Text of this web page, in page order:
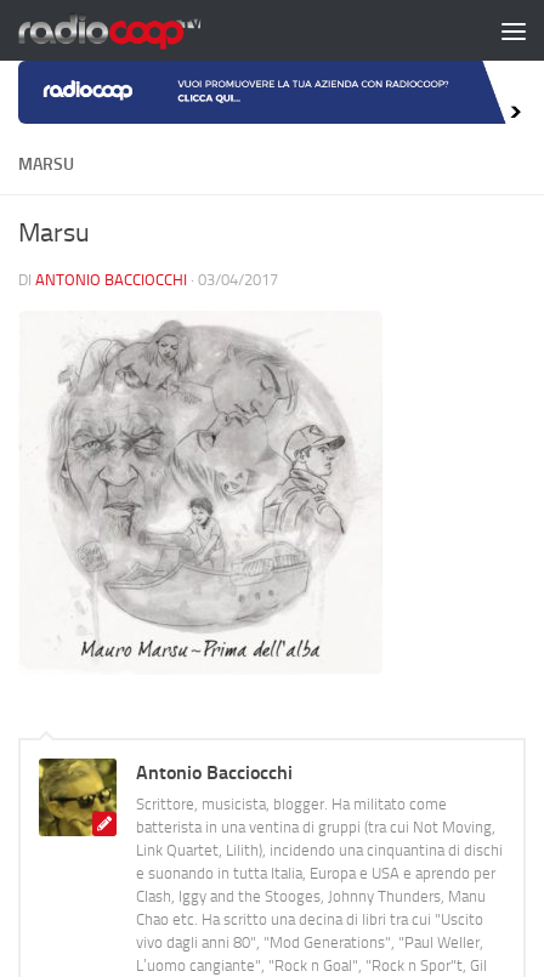
Salta al contenuto
MARSU
Marsu
DI ANTONIO BACCIOCCHI · 03/04/2017
Antonio Bacciocchi
Scrittore, musicista, blogger. Ha militato come
batterista in una ventina di gruppi (tra cui Not Moving,
Link Quartet, Lilith), incidendo una cinquantina di dischi
e suonando in tutta Italia, Europa e USA e aprendo per
Clash, Iggy and the Stooges, Johnny Thunders, Manu
Chao etc. Ha scritto una decina di libri tra cui "Uscito
vivo dagli anni 80", "Mod Generations", "Paul Weller,
L’uomo cangiante", "Rock n Goal", "Rock n Spor"t, Gil